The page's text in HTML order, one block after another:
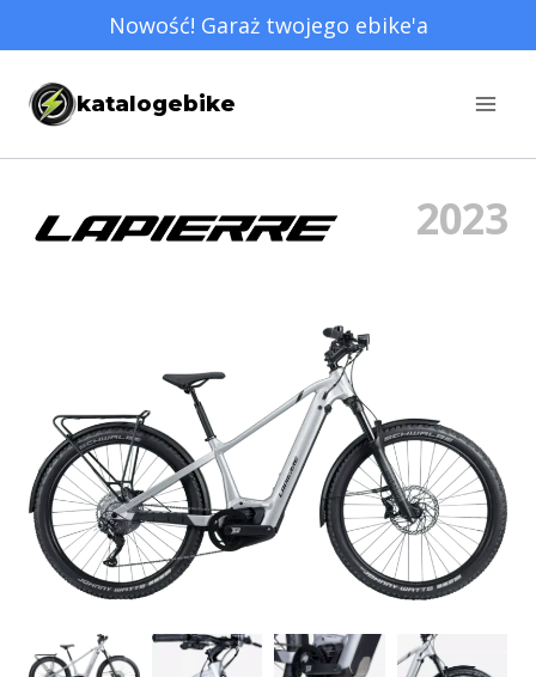
do
treści
Nowość! Garaż twojego ebike'a
katalogebike
2023